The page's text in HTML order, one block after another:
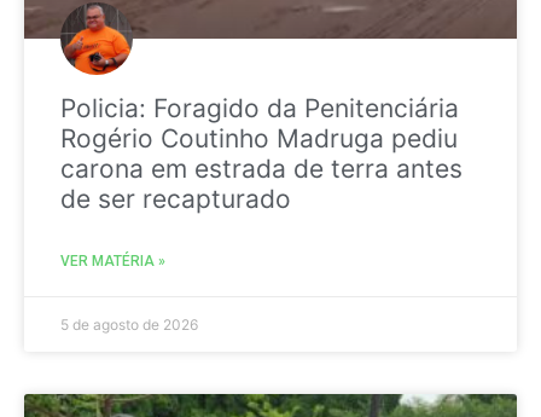
Policia: Foragido da Penitenciária
Rogério Coutinho Madruga pediu
carona em estrada de terra antes
de ser recapturado
VER MATÉRIA »
5 de agosto de 2026